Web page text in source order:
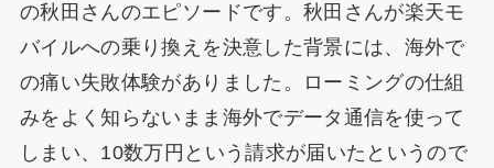
の秋田さんのエピソードです。秋田さんが楽天モ
バイルへの乗り換えを決意した背景には、海外で
の痛い失敗体験がありました。ローミングの仕組
みをよく知らないまま海外でデータ通信を使って
しまい、10数万円という請求が届いたというので